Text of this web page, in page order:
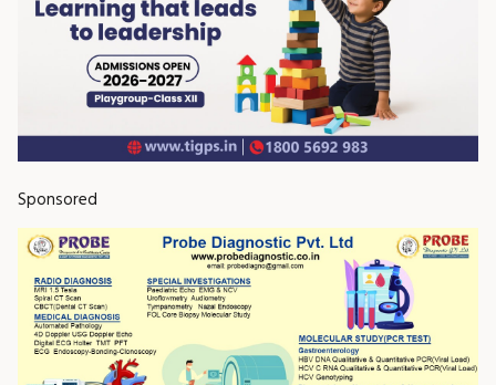
Sponsored